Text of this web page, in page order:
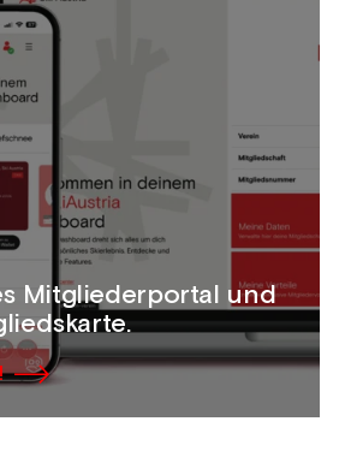
Mitgliederportal und